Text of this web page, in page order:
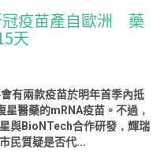
冠疫苗產自歐洲 藥
天
有兩款疫苗於明年首季內抵
醫藥的mRNA疫苗。不過，
與BioNTech合作研發，輝瑞
民質疑是否代...